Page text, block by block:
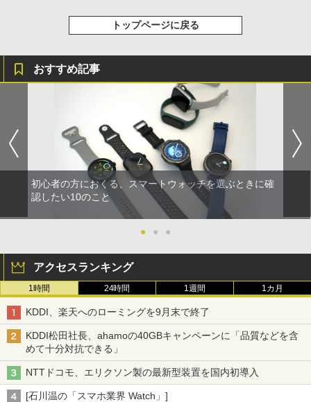
トップページに戻る
おすすめ記事
初心者の方におくる、スマートウォッチを選ぶときに確
認したい10のこと
● ● ●
アクセスランキング
1時間 24時間 1週間 1カ月
KDDI、楽天へのローミングを9月末で終了
KDDI松田社長、ahamoの40GBキャンペーンに「品質などを含
めて十分対抗できる」
NTTドコモ、エリクソン製の最新型装置を国内初導入
[石川温の「スマホ業界 Watch」]